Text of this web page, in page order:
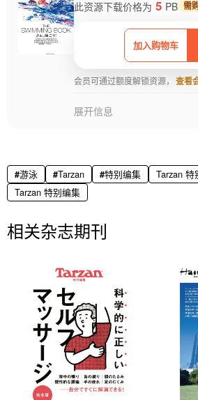
加入购物车
此资源下载价格为 5 PB 需
会员可通过额度解锁资源， 查看
展开信息
游泳 Tarzan 特别编集
Tarzan 特
Tarzan 特别编集
相关杂志期刊